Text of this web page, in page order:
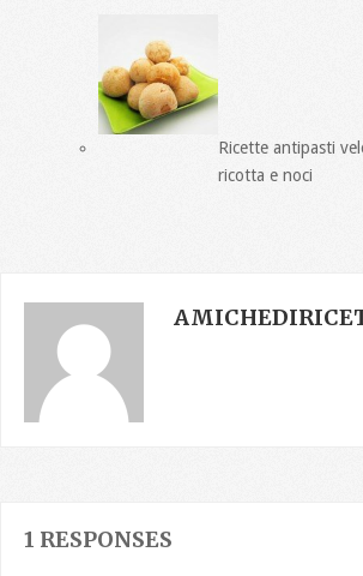
Ricette antipasti
ricotta e noci
1 RESPONSES